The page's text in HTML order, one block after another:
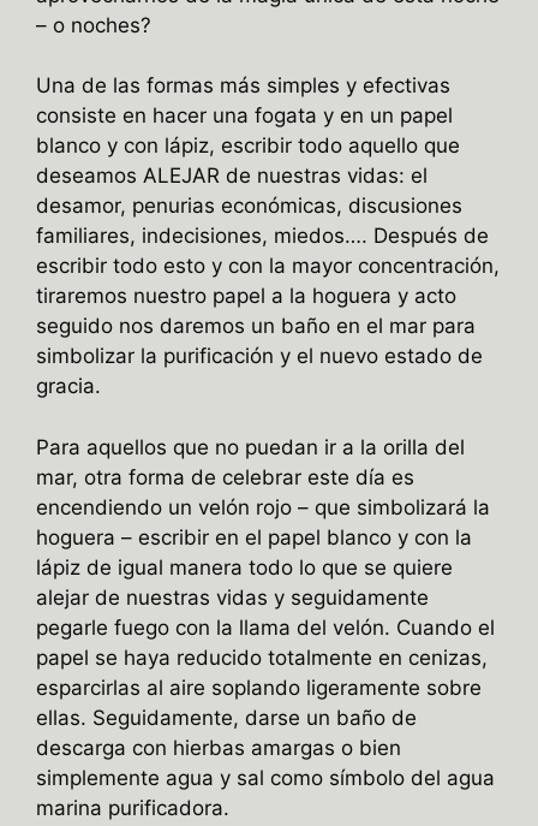
– o noches?
Una de las formas más simples y efectivas
consiste en hacer una fogata y en un papel
blanco y con lápiz, escribir todo aquello que
deseamos ALEJAR de nuestras vidas: el
desamor, penurias económicas, discusiones
familiares, indecisiones, miedos…. Después de
escribir todo esto y con la mayor concentración,
tiraremos nuestro papel a la hoguera y acto
seguido nos daremos un baño en el mar para
simbolizar la purificación y el nuevo estado de
gracia.
Para aquellos que no puedan ir a la orilla del
mar, otra forma de celebrar este día es
encendiendo un velón rojo – que simbolizará la
hoguera – escribir en el papel blanco y con la
lápiz de igual manera todo lo que se quiere
alejar de nuestras vidas y seguidamente
pegarle fuego con la llama del velón. Cuando el
papel se haya reducido totalmente en cenizas,
esparcirlas al aire soplando ligeramente sobre
ellas. Seguidamente, darse un baño de
descarga con hierbas amargas o bien
simplemente agua y sal como símbolo del agua
marina purificadora.